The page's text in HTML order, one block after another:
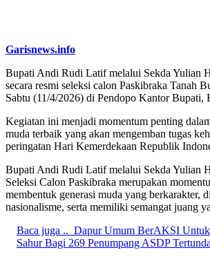
Garisnews.info
Bupati Andi Rudi Latif melalui Sekda Yulian
secara resmi seleksi calon Paskibraka Tanah
Sabtu (11/4/2026) di Pendopo Kantor Bupati,
Kegiatan ini menjadi momentum penting
muda terbaik yang akan mengemban tugas
peringatan Hari Kemerdekaan Republik
Bupati Andi Rudi Latif melalui Sekda Yulian
Seleksi Calon Paskibraka merupakan
membentuk generasi muda yang berkarakter,
nasionalisme, serta memiliki semangat juang
Baca juga .. Dapur Umum BerAKSI
Sahur Bagi 269 Penumpang ASDP Tertunda